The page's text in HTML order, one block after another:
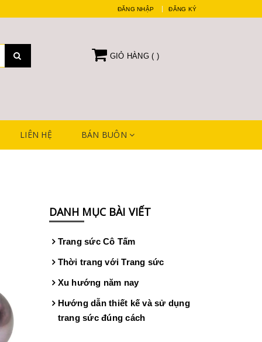
ĐĂNG NHẬP ĐĂNG KÝ
GIỎ HÀNG ( )
LIÊN HỆ BÁN BUÔN
DANH MỤC BÀI VIẾT
Trang sức Cô Tấm
Thời trang với Trang sức
Xu hướng năm nay
Hướng dẫn thiết kế và sử dụng
trang sức đúng cách